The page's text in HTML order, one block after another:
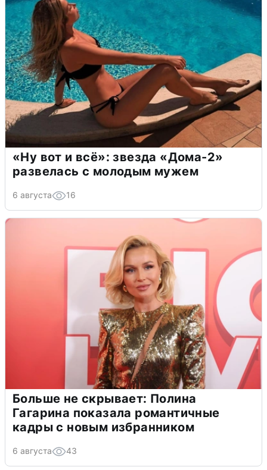
«Ну вот и всё»: звезда «Дома-2»
развелась с молодым мужем
6 августа 16
Больше не скрывает: Полина
Гагарина показала романтичные
кадры с новым избранником
6 августа 43